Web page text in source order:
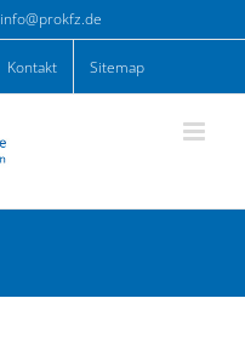
info@prokfz.de
Kontakt Sitemap